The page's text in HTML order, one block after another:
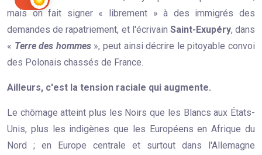
mais on fait signer « librement » à des immigrés des
demandes de rapatriement, et l'écrivain Saint-Exupéry, dans
« Terre des hommes», peut ainsi décrire le pitoyable convoi
des Polonais chassés de France.
Ailleurs, c'est la tension raciale qui augmente.
Le chômage atteint plus les Noirs que les Blancs aux États-
Unis, plus les indigènes que les Européens en Afrique du
Nord ; en Europe centrale et surtout dans l'Allemagne